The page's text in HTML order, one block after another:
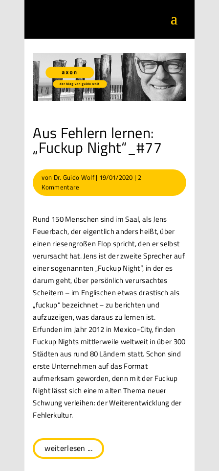
Aus Fehlern lernen:
„Fuckup Night“_#77
von Dr. Guido Wolf| 19/01/2020 | 2
Kommentare
Rund 150 Menschen sind im Saal, als Jens
Feuerbach, der eigentlich anders heißt, über
einen riesengroßen Flop spricht, den er selbst
verursacht hat. Jens ist der zweite Sprecher auf
einer sogenannten „Fuckup Night“, in der es
darum geht, über persönlich verursachtes
Scheitern – im Englischen etwas drastisch als
„fuckup“ bezeichnet – zu berichten und
aufzuzeigen, was daraus zu lernen ist.
Erfunden im Jahr 2012 in Mexico-City, finden
Fuckup Nights mittlerweile weltweit in über 300
Städten aus rund 80 Ländern statt. Schon sind
erste Unternehmen auf das Format
aufmerksam geworden, denn mit der Fuckup
Night lässt sich einem alten Thema neuer
Schwung verleihen: der Weiterentwicklung der
Fehlerkultur.
weiterlesen ...